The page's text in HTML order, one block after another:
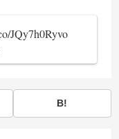
JQy7h0Ryvo
B!